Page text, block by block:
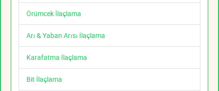
Örümcek İlaçlama
Arı & Yaban Arısı İlaçlama
Karafatma İlaçlama
Bit İlaçlama